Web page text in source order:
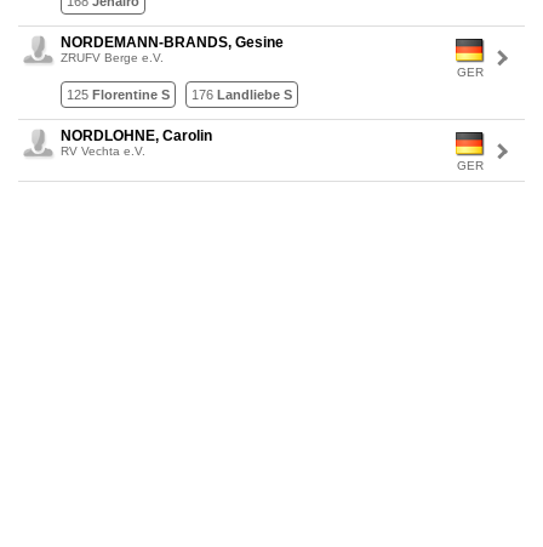
GER
NORDEMANN-BRANDS, Gesine
ZRUFV Berge e.V.
125 Florentine S 176 Landliebe S
GER
NORDLOHNE, Carolin
RV Vechta e.V.